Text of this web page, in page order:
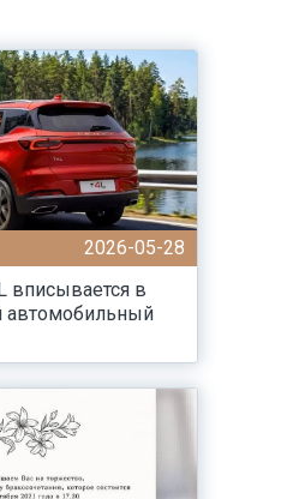
2026-05-28
вписывается в